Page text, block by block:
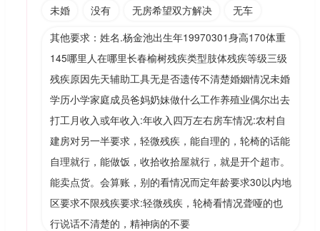
未婚
没有 无房希望双方解决
无车
其他要求：姓名.杨金池出生年19970301身高170体重
145哪里人在哪里长春榆树残疾类型肢体残疾等级三级
残疾原因先天辅助工具无是否遗传不清楚婚姻情况未婚
学历小学家庭成员爸妈奶妹做什么工作养殖业偶尔出去
打工月收入或年收入:年收入四万左右房车情况:农村自
建房对另一半要求，轻微残疾，能自理的，轮椅的话能
自理就行，能做饭，收拾收拾屋就行，就是开个超市。
能卖点货。会算账，别的看情况而定年龄要求30以内地
区要求不限残疾要求:轻微残疾，轮椅看情况聋哑的也
行说话不清楚的，精神病的不要